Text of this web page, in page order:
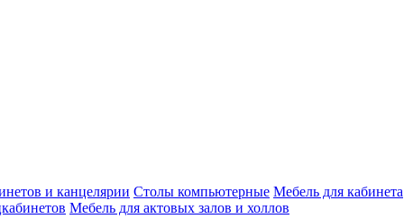
и канцелярии Столы компьютерные Мебель для кабинета
Мебель для актовых залов и холлов